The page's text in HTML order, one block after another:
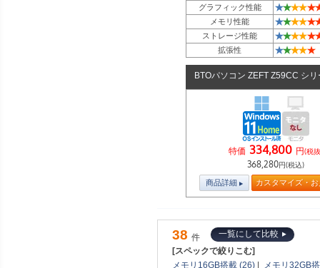
グラフィック性能 ★★★★★
メモリ性能 ★★★★★
ストレージ性能 ★★★★★
拡張性 ★★★★★
BTOパソコン ZEFT Z59CC シリ
特価 334,800 円(税
368,280円(税込)
商品詳細 カスタマイズ・
38 件
一覧にして比較
[スペックで絞りこむ]
メモリ16GB搭載 (26)
メモリ32GB